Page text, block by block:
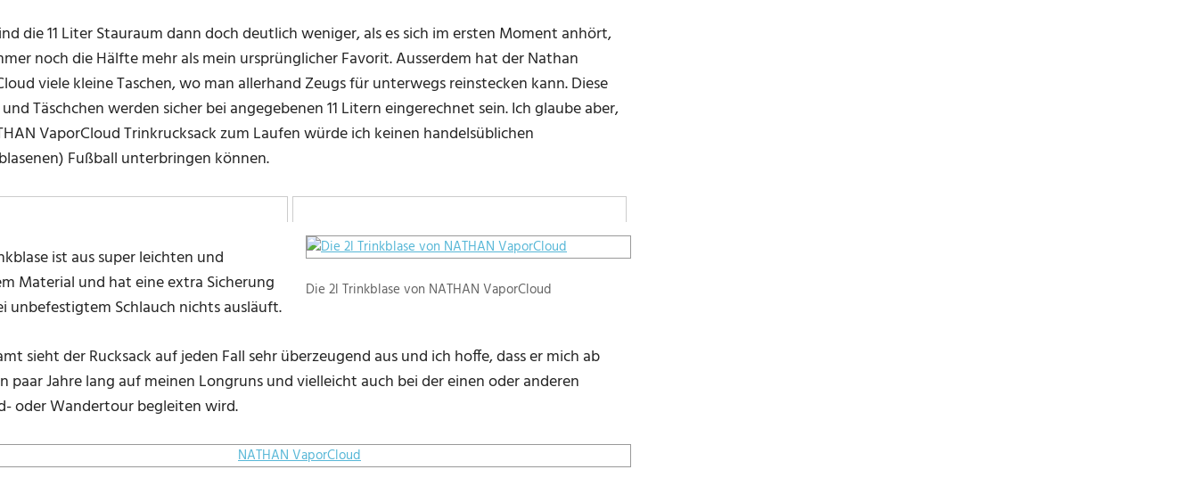
die 11 Liter Stauraum dann doch deutlich weniger, als es sich im ersten Moment anhört,
noch die Hälfte mehr als mein ursprünglicher Favorit. Ausserdem hat der Nathan
viele kleine Taschen, wo man allerhand Zeugs für unterwegs reinstecken kann. Diese
Täschchen werden sicher bei angegebenen 11 Litern eingerechnet sein. Ich glaube aber,
VaporCloud Trinkrucksack zum Laufen würde ich keinen handelsüblichen
Fußball unterbringen können.
Die 2l Trinkblase von NATHAN VaporCloud
ist aus super leichten und
Material und hat eine extra Sicherung
unbefestigtem Schlauch nichts ausläuft.
sieht der Rucksack auf jeden Fall sehr überzeugend aus und ich hoffe, dass er mich ab
paar Jahre lang auf meinen Longruns und vielleicht auch bei der einen oder anderen
oder Wandertour begleiten wird.